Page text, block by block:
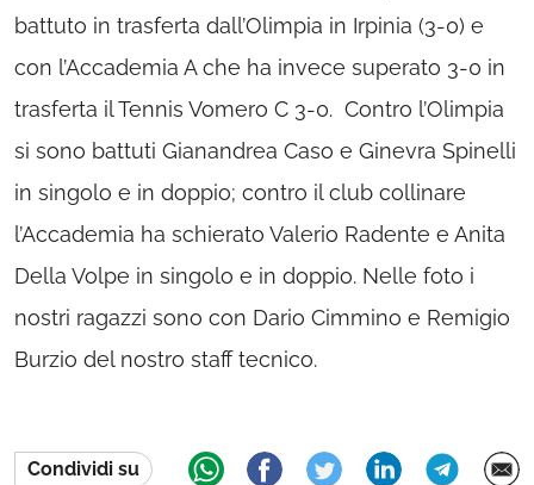
battuto in trasferta dall’Olimpia in Irpinia (3-0) e
con l’Accademia A che ha invece superato 3-0 in
trasferta il Tennis Vomero C 3-0. Contro l’Olimpia
si sono battuti Gianandrea Caso e Ginevra Spinelli
in singolo e in doppio; contro il club collinare
l’Accademia ha schierato Valerio Radente e Anita
Della Volpe in singolo e in doppio. Nelle foto i
nostri ragazzi sono con Dario Cimmino e Remigio
Burzio del nostro staff tecnico.
Condividi su